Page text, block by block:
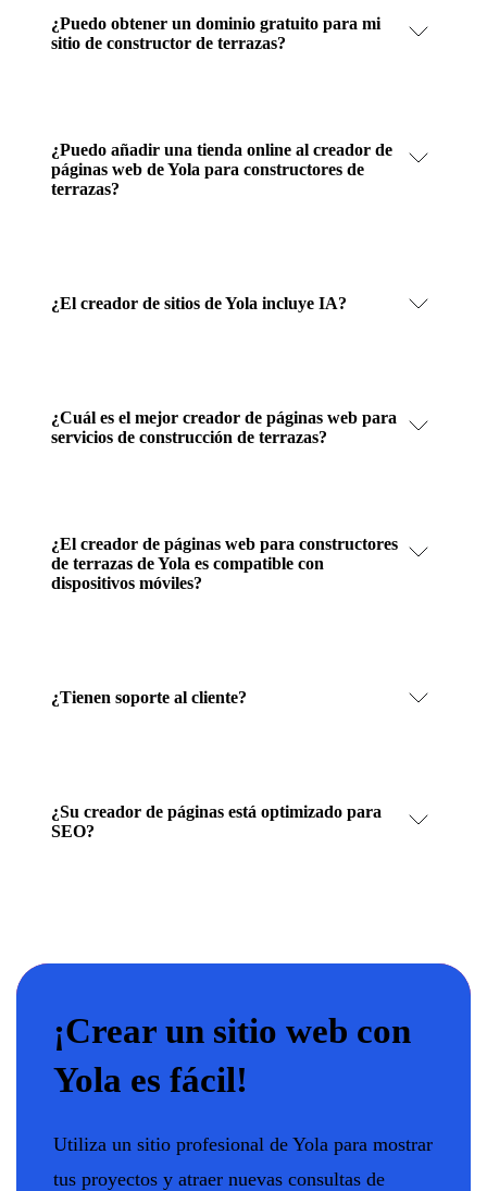
¿Puedo obtener un dominio gratuito para mi
sitio de constructor de terrazas?
¿Puedo añadir una tienda online al creador de
páginas web de Yola para constructores de
terrazas?
¿El creador de sitios de Yola incluye IA?
¿Cuál es el mejor creador de páginas web para
servicios de construcción de terrazas?
¿El creador de páginas web para constructores
de terrazas de Yola es compatible con
dispositivos móviles?
¿Tienen soporte al cliente?
¿Su creador de páginas está optimizado para
SEO?
¡Crear un sitio web con
Yola es fácil!
Utiliza un sitio profesional de Yola para mostrar
tus proyectos y atraer nuevas consultas de